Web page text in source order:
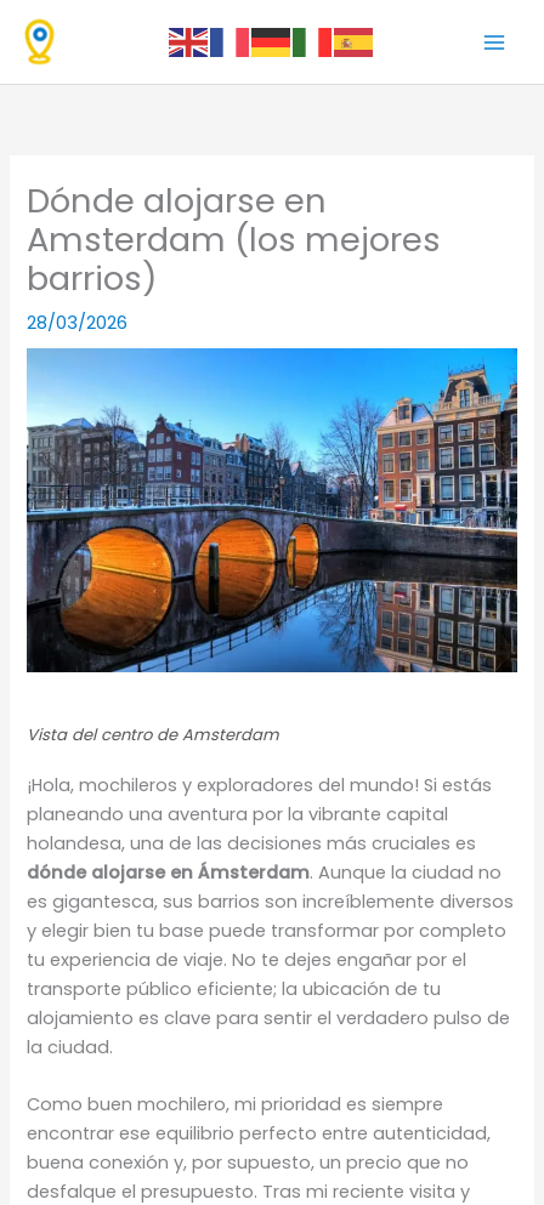
contenido
Dónde alojarse en
Amsterdam (los mejores
barrios)
28/03/2026
Vista del centro de Amsterdam
¡Hola, mochileros y exploradores del mundo! Si estás
planeando una aventura por la vibrante capital
holandesa, una de las decisiones más cruciales es
dónde alojarse en Ámsterdam. Aunque la ciudad no
es gigantesca, sus barrios son increíblemente diversos
y elegir bien tu base puede transformar por completo
tu experiencia de viaje. No te dejes engañar por el
transporte público eficiente; la ubicación de tu
alojamiento es clave para sentir el verdadero pulso de
la ciudad.
Como buen mochilero, mi prioridad es siempre
encontrar ese equilibrio perfecto entre autenticidad,
buena conexión y, por supuesto, un precio que no
desfalque el presupuesto. Tras mi reciente visita y